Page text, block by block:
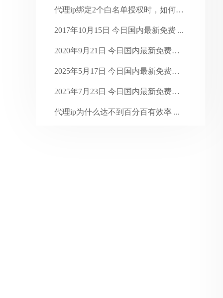
28 2024年4月
30 2024年3月
29 2024年2月
31 2024年1月
31 2023年12月
30 2023年11月
代理ip绑定2个白名单授权时，如何正确调 ...
2017年10月15日 今日国内最新免费 ...
2020年9月21日 今日国内最新免费代 ...
2025年5月17日 今日国内最新免费代 ...
2025年7月23日 今日国内最新免费代 ...
代理ip为什么达不到百分百有效率 ...